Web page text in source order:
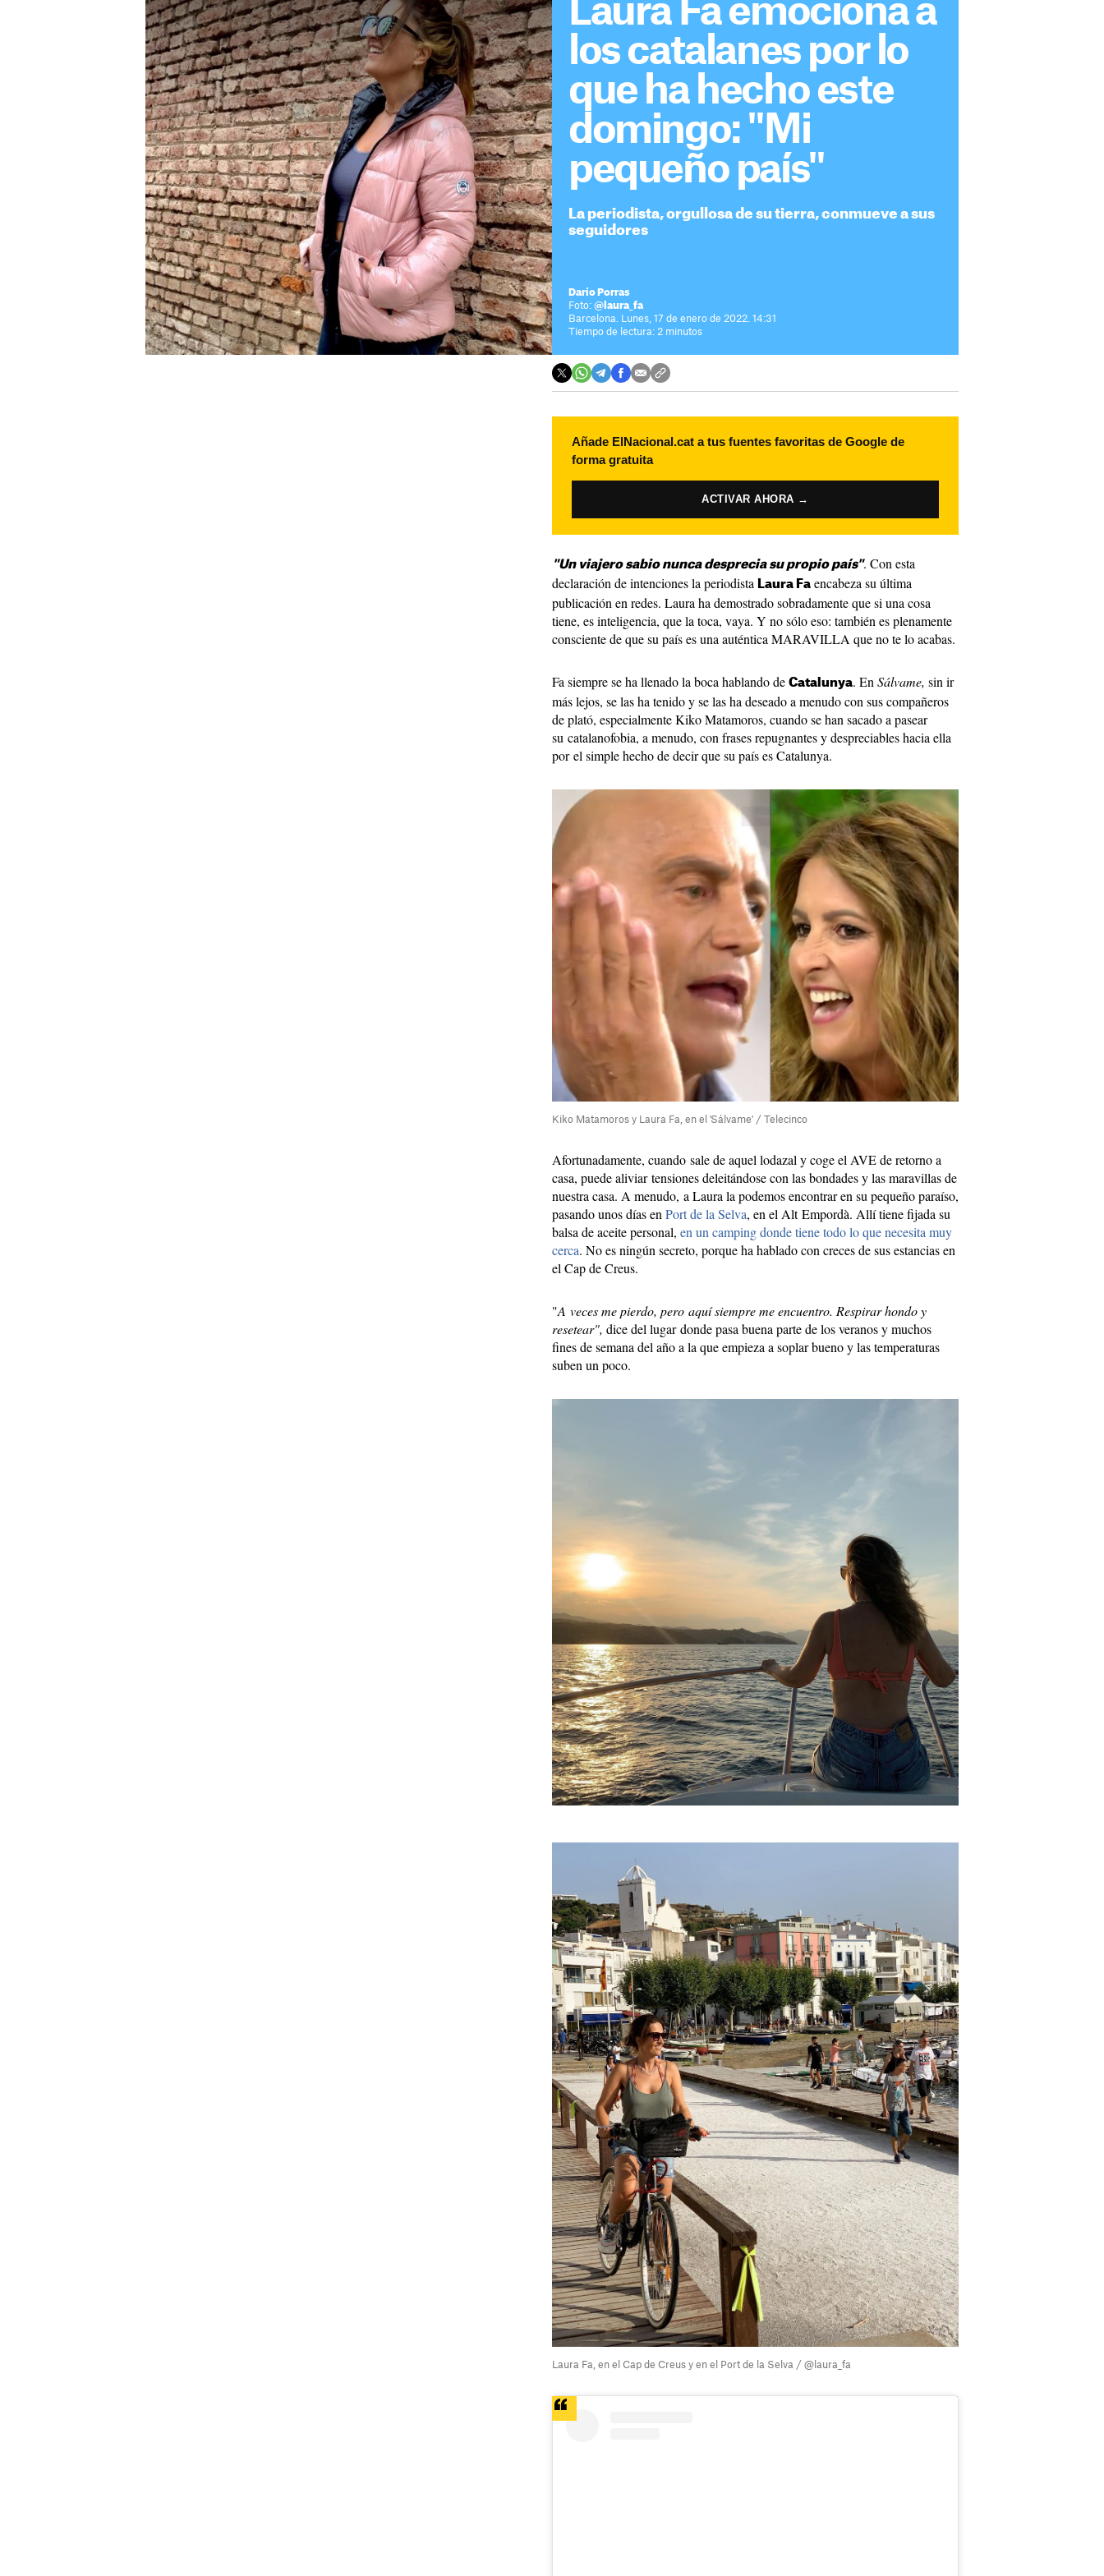
Laura Fa emociona a
los catalanes por lo
que ha hecho este
domingo: "Mi
pequeño país"
La periodista, orgullosa de su tierra, conmueve a sus
seguidores
Darío Porras
Foto: @laura_fa
Barcelona. Lunes, 17 de enero de 2022. 14:31
Tiempo de lectura: 2 minutos
Añade ElNacional.cat a tus fuentes favoritas de Google de
forma gratuita
ACTIVAR AHORA →
"Un viajero sabio nunca desprecia su propio país". Con esta
declaración de intenciones la periodista Laura Fa encabeza su última
publicación en redes. Laura ha demostrado sobradamente que si una cosa
tiene, es inteligencia, que la toca, vaya. Y no sólo eso: también es plenamente
consciente de que su país es una auténtica MARAVILLA que no te lo acabas.
Fa siempre se ha llenado la boca hablando de Catalunya. En Sálvame, sin ir
más lejos, se las ha tenido y se las ha deseado a menudo con sus compañeros
de plató, especialmente Kiko Matamoros, cuando se han sacado a pasear
su catalanofobia, a menudo, con frases repugnantes y despreciables hacia ella
por el simple hecho de decir que su país es Catalunya.
Kiko Matamoros y Laura Fa, en el 'Sálvame' / Telecinco
Afortunadamente, cuando sale de aquel lodazal y coge el AVE de retorno a
casa, puede aliviar tensiones deleitándose con las bondades y las maravillas de
nuestra casa. A menudo, a Laura la podemos encontrar en su pequeño paraíso,
pasando unos días enPort de la Selva, en el Alt Empordà. Allí tiene fijada su
balsa de aceite personal, en un camping donde tiene todo lo que necesita muy
cerca. No es ningún secreto, porque ha hablado con creces de sus estancias en
el Cap de Creus.
"A veces me pierdo, pero aquí siempre me encuentro. Respirar hondo y
resetear", dice del lugar donde pasa buena parte de los veranos y muchos
fines de semana del año a la que empieza a soplar bueno y las temperaturas
suben un poco.
Laura Fa, en el Cap de Creus y en el Port de la Selva / @laura_fa